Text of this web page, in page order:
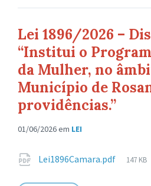
Lei 1896/2026 –
“Institui o
da Mulher, no
Município de
providências.”
01/06/2026em LEI
Anexos
Lei1896Camara.pdf 147 KB